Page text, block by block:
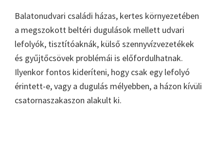
Balatonudvari családi házas, kertes környezetében
a megszokott beltéri dugulások mellett udvari
lefolyók, tisztítóaknák, külső szennyvízvezetékek
és gyűjtőcsövek problémái is előfordulhatnak.
Ilyenkor fontos kideríteni, hogy csak egy lefolyó
érintett-e, vagy a dugulás mélyebben, a házon kívüli
csatornaszakaszon alakult ki.